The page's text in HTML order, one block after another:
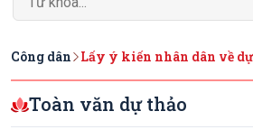
Công dân Lấy ý kiến nhân dân về
Toàn văn dự thảo